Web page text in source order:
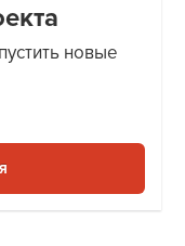
новые